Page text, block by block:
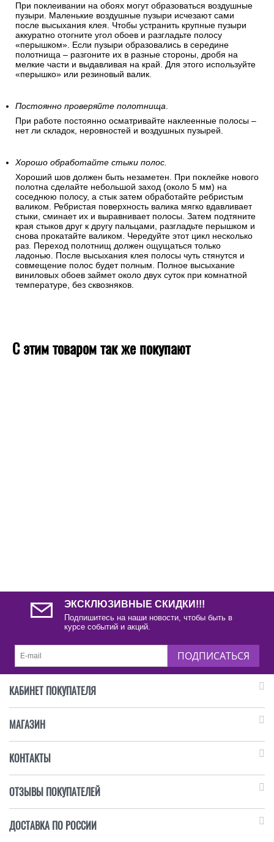
При поклеивании на обоях могут образоваться воздушные
пузыри. Маленькие воздушные пузыри исчезают сами
после высыхания клея. Чтобы устранить крупные пузыри
аккуратно отогните угол обоев и разгладьте полосу
«перышком». Если пузыри образовались в середине
полотнища – разгоните их в разные стороны, дробя на
мелкие части и выдавливая на край. Для этого используйте
«перышко» или резиновый валик.
Постоянно проверяйте полотнища.
При работе постоянно осматривайте наклеенные полосы –
нет ли складок, неровностей и воздушных пузырей.
Хорошо обработайте стыки полос.
Хороший шов должен быть незаметен. При поклейке нового
полотна сделайте небольшой заход (около 5 мм) на
соседнюю полосу, а стык затем обработайте ребристым
валиком. Ребристая поверхность валика мягко вдавливает
стыки, сминает их и выравнивает полосы. Затем подтяните
края стыков друг к другу пальцами, разгладьте перышком и
снова прокатайте валиком. Чередуйте этот цикл несколько
раз. Переход полотнищ должен ощущаться только
ладонью. После высыхания клея полосы чуть стянутся и
совмещение полос будет полным. Полное высыхание
виниловых обоев займет около двух суток при комнатной
температуре, без сквозняков.
С этим товаром так же покупают
ЭКСКЛЮЗИВНЫЕ СКИДКИ!!!
Подпишитесь на наши новости, чтобы быть в
курсе событий и акций.
ПОДПИСАТЬСЯ
КАБИНЕТ ПОКУПАТЕЛЯ
МАГАЗИН
КОНТАКТЫ
ОТЗЫВЫ ПОКУПАТЕЛЕЙ
ДОСТАВКА ПО РОССИИ